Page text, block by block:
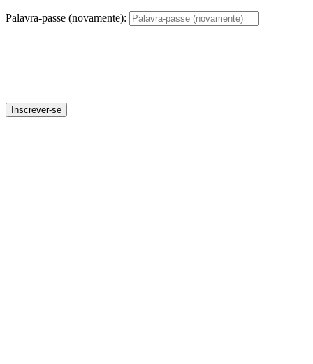
Palavra-passe (novamente):
Inscrever-se